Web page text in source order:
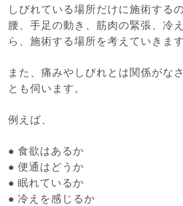
しびれている場所だけに施術する
腰、手足の動き、筋肉の緊張、冷
ら、施術する場所を考えていきます
また、痛みやしびれとは関係がな
とも伺います。
例えば、
● 食欲はあるか
● 便通はどうか
● 眠れているか
● 冷えを感じるか